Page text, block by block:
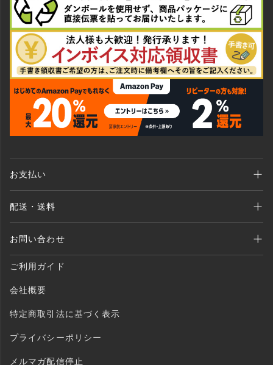
お支払い
がご利用いただけます。
配送・送料
お問い合わせ
MAIL：shopping@monogallery.jp
ご利用ガイド
会社概要
特定商取引法に基づく表示
プライバシーポリシー
メルマガ配信停止